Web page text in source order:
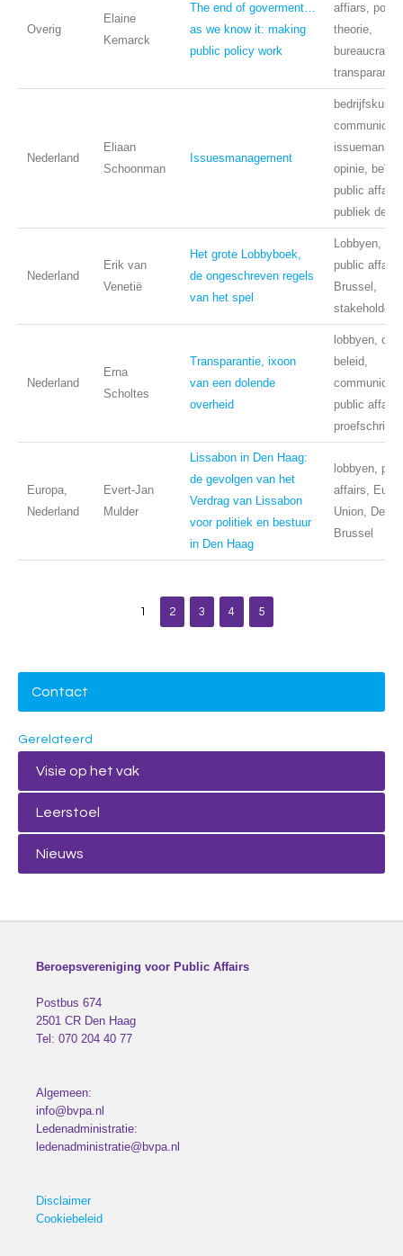
Overig
Elaine
Kemarck
The end of goverment…
as we know it: making
public policy work
affiars,
theorie,
bureaucratie,
transparantie
Nederland
Eliaan
Schoonman
Issuesmanagement
opinie,
public affairs,
publiek
Nederland
Erik van
Venetië
Het grote Lobbyboek,
de ongeschreven regels
van het spel
Lobbyen,
public affairs,
Brussel,
stakeholders
Nederland
Erna
Scholtes
Transparantie, ixoon
van een dolende
overheid
lobbyen,
beleid,
public affairs,
proefschrift
Europa,
Nederland
Evert-Jan
Mulder
Lissabon in Den Haag:
de gevolgen van het
Verdrag van Lissabon
voor politiek en bestuur
in Den Haag
lobbyen,
affairs,
Union, Den
Brussel
1 2 3 4 5
Contact
Gerelateerd
Visie op het vak
Leerstoel
Nieuws
Beroepsvereniging voor Public Affairs
Postbus 674
2501 CR Den Haag
Tel: 070 204 40 77
Algemeen:
info@bvpa.nl
Ledenadministratie:
ledenadministratie@bvpa.nl
Disclaimer
Cookiebeleid